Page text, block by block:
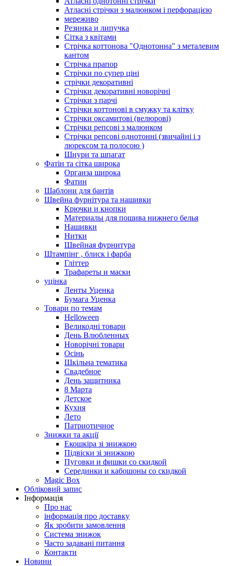
Атласні стрічки з малюнком і перфорацією
мереживо
Резинка и липучка
Сітка з квітами
Стрічка коттонова "Однотонна" з металевим
кантом
Стрічка прапор
Стрічки по супер ціні
стрічки декоративні
Стрічки декоративні новорічні
Стрічки з парчі
Стрічки коттонові в смужку та клітку
Стрічки оксамитові (велюрові)
Стрічки репсові з малюнком
Стрічки репсові однотонні (звичайні і з
люрексом та полосою )
Шнури та шпагат
Фатін та сітка широка
Органза широка
Фатин
Шаблони для бантів
Швейна фурнітура та нашивки
Крючки и кнопки
Материалы для пошива нижнего белья
Нашивки
Нитки
Швейная фурнитура
Штампінг , блиск і фарба
Гліттер
Трафареты и маски
уцінка
Ленты Уценка
Бумага Уценка
Товари по темам
Helloween
Великодні товари
День Влюбленных
Новорічні товари
Осінь
Шкільна тематика
Свадебное
День защитника
8 Марта
Детское
Кухня
Лето
Патриотичное
Знижки та акції
Екошкіра зі знижкою
Підвіски зі знижкою
Пуговки и фишки со скидкой
Серединки и кабошоны со скидкой
Magic Box
Обліковий запис
Інформація
Про нас
інформація про доставку
Як зробити замовлення
Система знижок
Часто задавані питання
Контакти
Новини